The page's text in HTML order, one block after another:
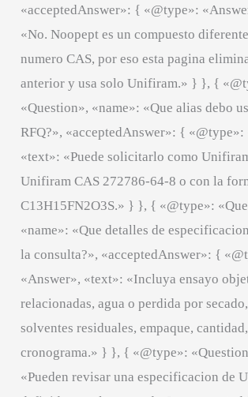
«acceptedAnswer»: { «@type»:
«No. Noopept es un compuesto
numero CAS, por eso esta pagina
anterior y usa solo Unifiram.» } }, {
«Question», «name»: «Que alias debo
RFQ?», «acceptedAnswer»: { «@type»:
«text»: «Puede solicitarlo como
Unifiram CAS 272786-64-8 o con la
C13H15FN2O3S.» } }, { «@type»:
«name»: «Que detalles de
la consulta?», «acceptedAnswer»: {
«Answer», «text»: «Incluya ensayo
relacionadas, agua o perdida por
solventes residuales, empaque,
cronograma.» } }, { «@type»:
«Pueden revisar una especificacion de